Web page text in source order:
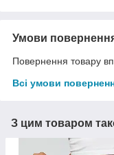
Умови
Повернення товару
Всі умови
З цим товаром